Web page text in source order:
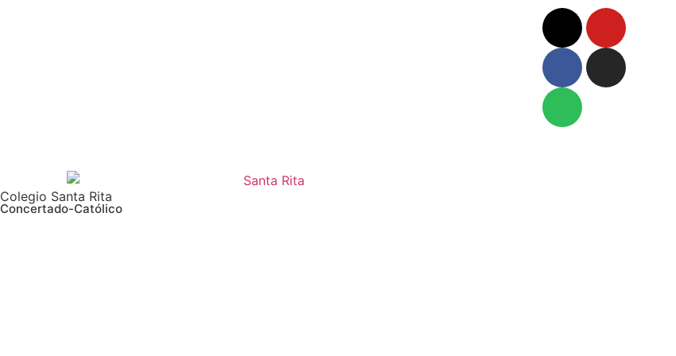
Colegio Santa Rita
Concertado-Católico